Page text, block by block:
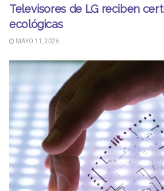
Televisores de LG reciben
ecológicas
MAYO 11, 2026